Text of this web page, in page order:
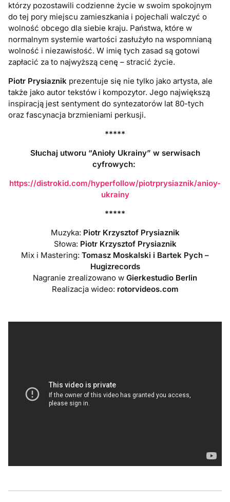
którzy pozostawili codzienne życie w swoim spokojnym
do tej pory miejscu zamieszkania i pojechali walczyć o
wolność obcego dla siebie kraju. Państwa, które w
normalnym systemie wartości zasłużyło na wspomnianą
wolność i niezawisłość. W imię tych zasad są gotowi
zapłacić za to najwyższą cenę – stracić życie.
Piotr Prysiaznik prezentuje się nie tylko jako artysta, ale
także jako autor tekstów i kompozytor. Jego największą
inspiracją jest sentyment do syntezatorów lat 80-tych
oraz fascynacja brzmieniami perkusji.
*****
Słuchaj utworu “Anioły Ukrainy” w serwisach
cyfrowych:
https://distrokid.com/hyperfollow/piotrprysiaznik/anioy-
ukrainy
*****
Muzyka: Piotr Krzysztof Prysiaznik
Słowa: Piotr Krzysztof Prysiaznik
Mix i Mastering: Tomasz Moskalski i Bartek Pych –
Hugizrecords
Nagranie zrealizowano w Gierkestudio Berlin
Realizacja wideo: rotorvideos.com